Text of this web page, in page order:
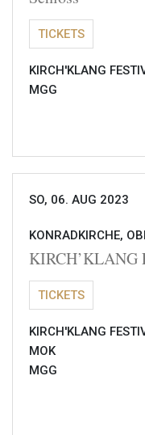
TICKETS
KIRCH'KLANG
MGG
SO, 06. AUG 2023
KONRADKIRCHE,
KIRCH’KLANG
TICKETS
KIRCH'KLANG
MOK
MGG